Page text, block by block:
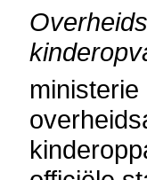
ministerie